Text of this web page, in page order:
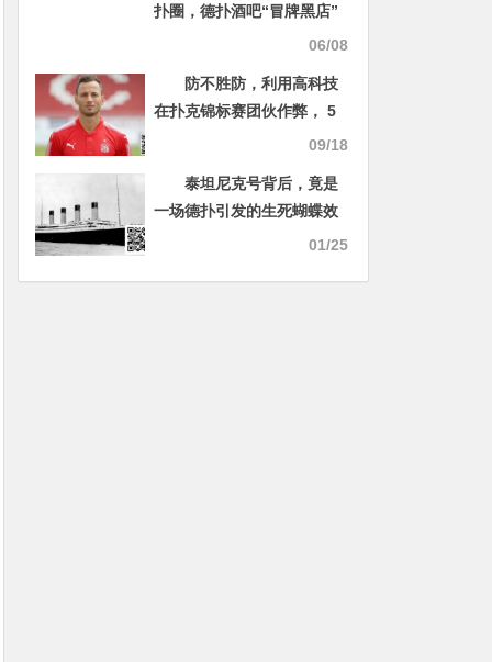
扑圈，德扑酒吧“冒牌黑店”
泛滥，正在毁掉整个绿色竞
06/08
防不胜防，利用高科技
在扑克锦标赛团伙作弊， 5
09/18
泰坦尼克号背后，竟是
一场德扑引发的生死蝴蝶效
01/25